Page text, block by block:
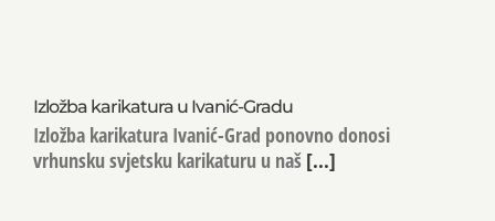
Izložba karikatura u Ivanić-Gradu
Izložba karikatura Ivanić-Grad ponovno donosi
vrhunsku svjetsku karikaturu u naš [...]